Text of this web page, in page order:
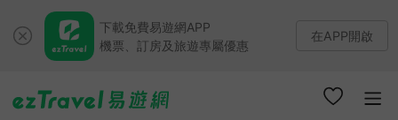
下載免費易遊網APP
機票、訂房及旅遊專屬優惠
在APP開啟